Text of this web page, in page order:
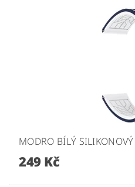
MODRO BÍLÝ
249 Kč